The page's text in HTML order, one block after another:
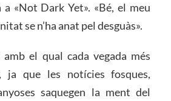
«Not Dark Yet». «Bé, el meu
se n’ha anat pel desguàs».
el qual cada vegada més
ja que les notícies fosques,
saquegen la ment del